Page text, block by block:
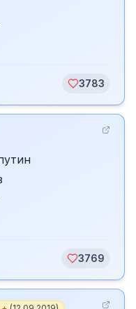
3783
3769